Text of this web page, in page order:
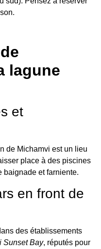
lagune
et
de Michamvi est un lieu
place à des piscines
baignade et farniente.
en front de
des établissements
Sunset Bay, réputés pour